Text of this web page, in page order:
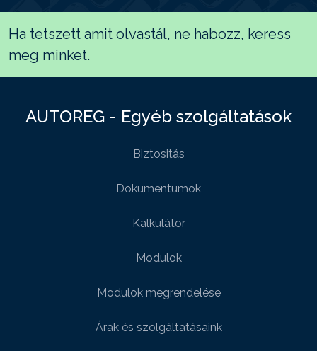
Ha tetszett amit olvastál, ne habozz, keress
meg minket.
AUTOREG - Egyéb szolgáltatások
Biztositás
Dokumentumok
Kalkulátor
Modulok
Modulok megrendelése
Árak és szolgáltatásaink